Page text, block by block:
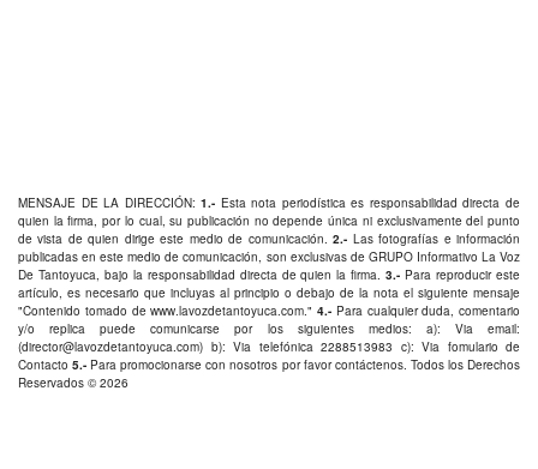
MENSAJE DE LA DIRECCIÓN:1.- Esta nota periodística es responsabilidad directa de
quien la firma, por lo cual, su publicación no depende única ni exclusivamente del punto
de vista de quien dirige este medio de comunicación.2.- Las fotografías e información
publicadas en este medio de comunicación, son exclusivas de GRUPO Informativo La Voz
De Tantoyuca, bajo la responsabilidad directa de quien la firma.3.- Para reproducir este
artículo, es necesario que incluyas al principio o debajo de la nota el siguiente mensaje
"Contenido tomado dewww.lavozdetantoyuca.com." 4.- Para cualquier duda, comentario
y/o replica puede comunicarse por los siguientes medios: a): Via email:
(director@lavozdetantoyuca.com) b): Via telefónica 2288513983 c): Via fomulario de
Contacto 5.- Para promocionarse con nosotros por favorcontáctenos. Todos los Derechos
Reservados © 2026